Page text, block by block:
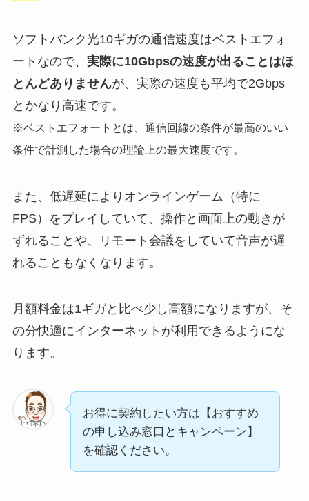
ソフトバンク光10ギガの通信速度はベストエフォ
ートなので、 実際に10Gbpsの速度が出ることはほ
とんどありませんが、実際の速度も平均で2Gbps
とかなり高速です。
※ベストエフォートとは、通信回線の条件が最高のいい
条件で計測した場合の理論上の最大速度です。
また、低遅延によりオンラインゲーム（特に
FPS）をプレイしていて、操作と画面上の動きが
ずれることや、リモート会議をしていて音声が遅
れることもなくなります。
月額料金は1ギガと比べ少し高額になりますが、そ
の分快適にインターネットが利用できるようにな
ります。
お得に契約したい方は【おすすめ
の申し込み窓口とキャンペーン】
を確認ください。